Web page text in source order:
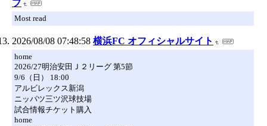
プ
Most read
2026/08/08 07:48:58 横浜FC オフィシャルサイト
home
2026/27明治安田Ｊ２リーグ 第5節
9/6（日） 18:00
アルビレックス新潟
ニッパツ三ツ沢球技場
試合情報チケット購入
home